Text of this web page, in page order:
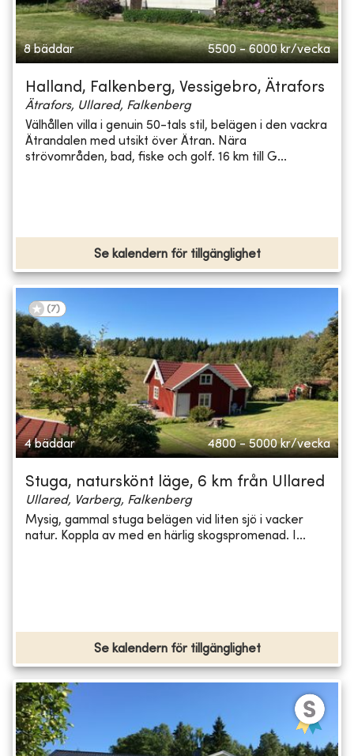
8 bäddar 5500 - 6000 kr/vecka
Halland, Falkenberg, Vessigebro, Ätrafors
Ätrafors, Ullared, Falkenberg
Välhållen villa i genuin 50-tals stil, belägen i den vackra
Ätrandalen med utsikt över Ätran. Nära
strövområden, bad, fiske och golf. 16 km till G...
Se kalendern för tillgänglighet
(7)
4 bäddar 4800 - 5000 kr/vecka
Stuga, naturskönt läge, 6 km från Ullared
Ullared, Varberg, Falkenberg
Mysig, gammal stuga belägen vid liten sjö i vacker
natur. Koppla av med en härlig skogspromenad. I...
Se kalendern för tillgänglighet